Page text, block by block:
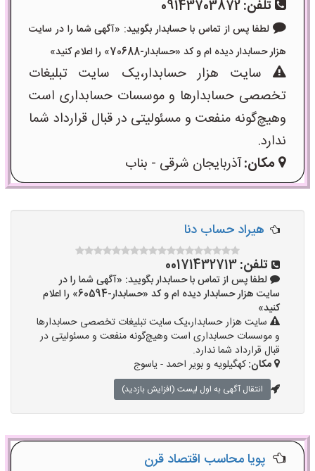
تلفن:09143703872
لطفا پس از تماس با حسابدار بگویید: «آگهی شما را در سایت
هزار حسابدار دیده ام و کد «حسابدار-70688» را اعلام کنید»
سایت هزار حسابدار،یک سایت تبلیغات
تخصصی حسابدارها و موسسات حسابداری است
وهیچ‌گونه منفعت و مسئولیتی در قبال قرارداد شما
ندارد.
مکان:آذربایجان شرقی - بناب
هیراد حساب دنا
تلفن:00171432713
لطفا پس از تماس با حسابدار بگویید: «آگهی شما را در
سایت هزار حسابدار دیده ام و کد «حسابدار-60594» را اعلام
کنید»
سایت هزار حسابدار،یک سایت تبلیغات تخصصی حسابدارها
و موسسات حسابداری است وهیچ‌گونه منفعت و مسئولیتی در
قبال قرارداد شما ندارد.
مکان:کهگیلویه و بویر احمد - یاسوج
انتقال آگهی به اول لیست (افزایش بازدید)
پویا محاسب اقتصاد قرن